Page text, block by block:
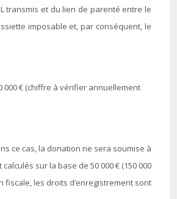
transmis et du lien de parenté entre le
imposable et, par conséquent, le
000 € (chiffre à vérifier annuellement
ce cas, la donation ne sera soumise à
sur la base de 50 000 € (150 000
fiscale, les droits d’enregistrement sont